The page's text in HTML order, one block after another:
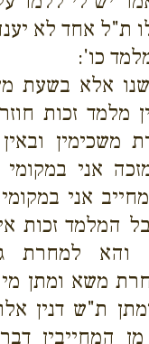
ת"ל אחד לא
כו':
אלא בשעת
מלמד זכות
משכימין
אני
אני
המלמד זכות
והא למחרת
משא ומתן
ת"ש דנין
המחייבין